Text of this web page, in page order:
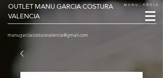
OUTLET MANU GARCIA COSTURA
VALENCIA
manugarciacosturavalencia@gmail.com